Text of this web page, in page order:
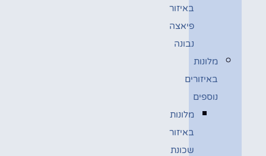
באיזור
פיאצה
נבונה
מלונות
באיזורים
נוספים
מלונות
באיזור
שכונת